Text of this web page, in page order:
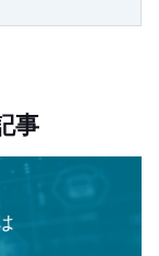
事